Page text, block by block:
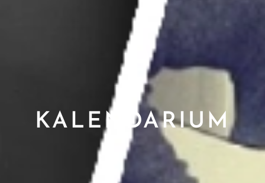
KALENDARIUM